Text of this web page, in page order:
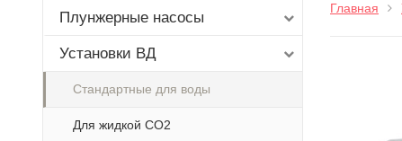
Плунжерные насосы
Установки ВД
Стандартные для воды
Для жидкой СО2
Главная